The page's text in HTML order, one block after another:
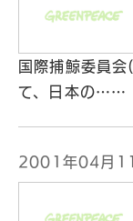
国際捕鯨委員
て、日本の……
2001年04月